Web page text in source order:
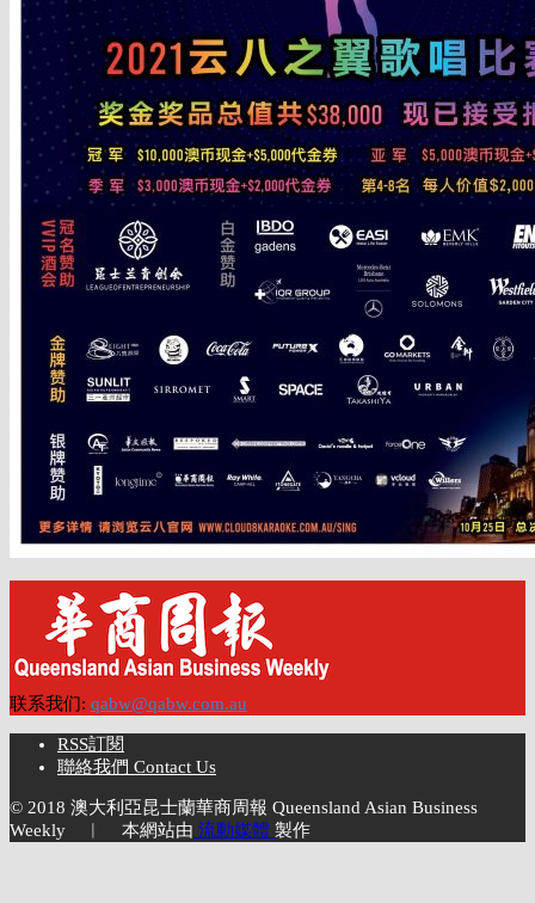
联系我们: qabw@qabw.com.au
RSS訂閱
聯絡我們 Contact Us
© 2018 澳大利亞昆士蘭華商周報 Queensland Asian Business
Weekly ︱ 本網站由 流動媒體 製作